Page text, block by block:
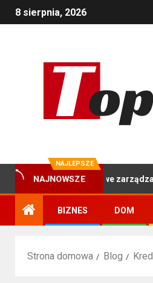
8 sierpnia, 2026
NAJLEPSZE
NAJNOWSZE
Kompleksowe zarządzanie i
BIZNES DOM
Strona domowa Blog